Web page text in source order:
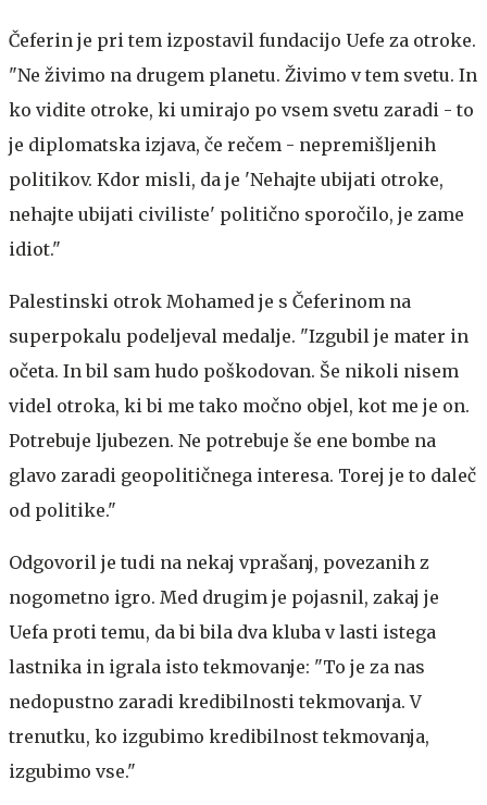
Čeferin je pri tem izpostavil fundacijo Uefe za otroke.
"Ne živimo na drugem planetu. Živimo v tem svetu. In
ko vidite otroke, ki umirajo po vsem svetu zaradi - to
je diplomatska izjava, če rečem - nepremišljenih
politikov. Kdor misli, da je 'Nehajte ubijati otroke,
nehajte ubijati civiliste' politično sporočilo, je zame
idiot."
Palestinski otrok Mohamed je s Čeferinom na
superpokalu podeljeval medalje. "Izgubil je mater in
očeta. In bil sam hudo poškodovan. Še nikoli nisem
videl otroka, ki bi me tako močno objel, kot me je on.
Potrebuje ljubezen. Ne potrebuje še ene bombe na
glavo zaradi geopolitičnega interesa. Torej je to daleč
od politike."
Odgovoril je tudi na nekaj vprašanj, povezanih z
nogometno igro. Med drugim je pojasnil, zakaj je
Uefa proti temu, da bi bila dva kluba v lasti istega
lastnika in igrala isto tekmovanje: "To je za nas
nedopustno zaradi kredibilnosti tekmovanja. V
trenutku, ko izgubimo kredibilnost tekmovanja,
izgubimo vse."